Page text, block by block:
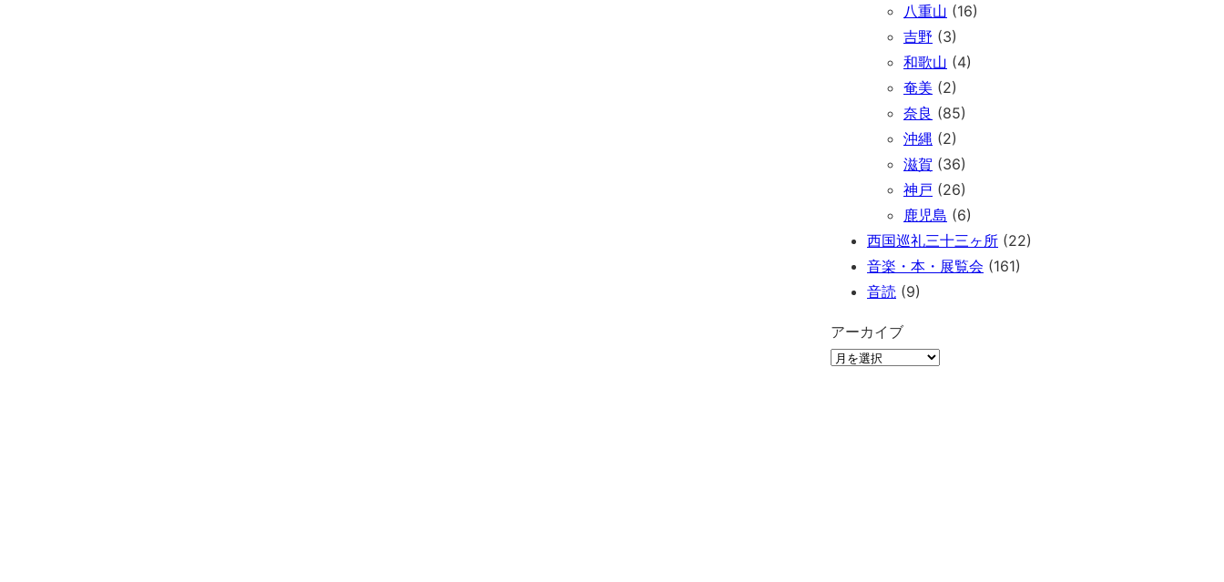
八重山 (16)
吉野 (3)
和歌山 (4)
奄美 (2)
奈良 (85)
沖縄 (2)
滋賀 (36)
神戸 (26)
鹿児島 (6)
西国巡礼三十三ヶ所 (22)
音楽・本・展覧会 (161)
音読 (9)
アーカイブ